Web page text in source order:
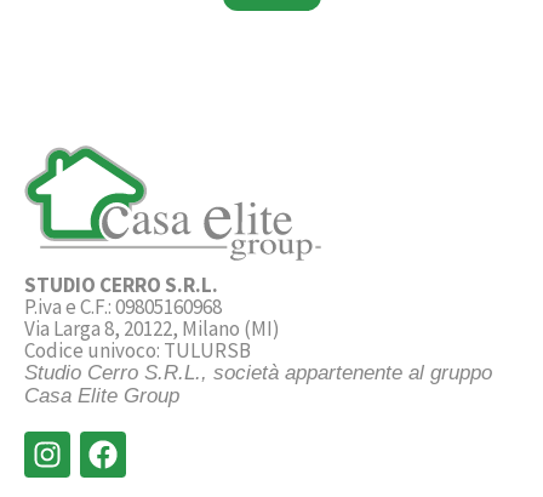
STUDIO CERRO S.R.L.
P.iva e C.F.: 09805160968
Via Larga 8, 20122, Milano (MI)
Codice univoco: TULURSB
Studio Cerro S.R.L., società appartenente al gruppo
Casa Elite Group